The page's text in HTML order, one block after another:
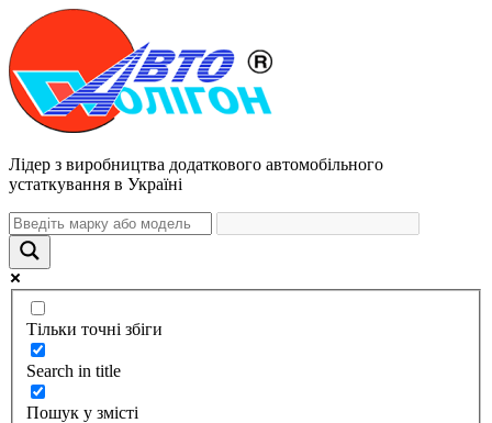
Лідер з виробництва додаткового автомобільного
устаткування в Україні
Тільки точні збіги
Search in title
Пошук у змісті